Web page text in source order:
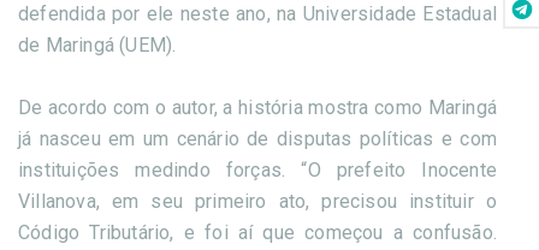
defendida por ele neste ano, na Universidade Estadual
de Maringá (UEM).
De acordo com o autor, a história mostra como Maringá
já nasceu em um cenário de disputas políticas e com
instituições medindo forças. “O prefeito Inocente
Villanova, em seu primeiro ato, precisou instituir o
Código Tributário, e foi aí que começou a confusão.